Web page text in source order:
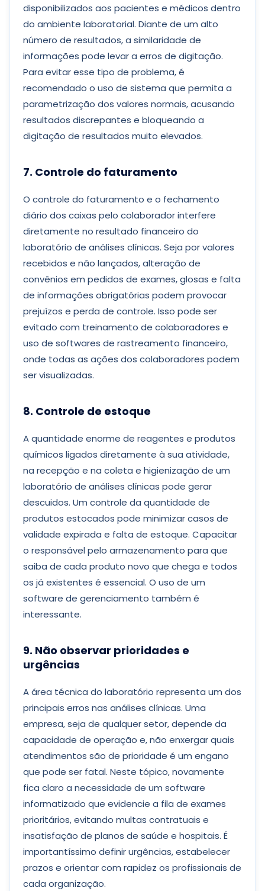
disponibilizados aos pacientes e médicos dentro
do ambiente laboratorial. Diante de um alto
número de resultados, a similaridade de
informações pode levar a erros de digitação.
Para evitar esse tipo de problema, é
recomendado o uso de sistema que permita a
parametrização dos valores normais, acusando
resultados discrepantes e bloqueando a
digitação de resultados muito elevados.
7. Controle do faturamento
O controle do faturamento e o fechamento
diário dos caixas pelo colaborador interfere
diretamente no resultado financeiro do
laboratório de análises clínicas. Seja por valores
recebidos e não lançados, alteração de
convênios em pedidos de exames, glosas e falta
de informações obrigatórias podem provocar
prejuízos e perda de controle. Isso pode ser
evitado com treinamento de colaboradores e
uso de softwares de rastreamento financeiro,
onde todas as ações dos colaboradores podem
ser visualizadas.
8. Controle de estoque
A quantidade enorme de reagentes e produtos
químicos ligados diretamente à sua atividade,
na recepção e na coleta e higienização de um
laboratório de análises clínicas pode gerar
descuidos. Um controle da quantidade de
produtos estocados pode minimizar casos de
validade expirada e falta de estoque. Capacitar
o responsável pelo armazenamento para que
saiba de cada produto novo que chega e todos
os já existentes é essencial. O uso de um
software de gerenciamento também é
interessante.
9. Não observar prioridades e
urgências
A área técnica do laboratório representa um dos
principais erros nas análises clínicas. Uma
empresa, seja de qualquer setor, depende da
capacidade de operação e, não enxergar quais
atendimentos são de prioridade é um engano
que pode ser fatal. Neste tópico, novamente
fica claro a necessidade de um software
informatizado que evidencie a fila de exames
prioritários, evitando multas contratuais e
insatisfação de planos de saúde e hospitais. É
importantíssimo definir urgências, estabelecer
prazos e orientar com rapidez os profissionais de
cada organização.